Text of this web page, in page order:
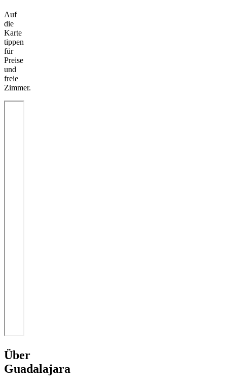
Auf
die
Karte
tippen
für
Preise
und
freie
Zimmer.
Über
Guadalajara